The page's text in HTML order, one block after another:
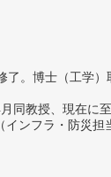
。博士（工学）
同教授、現在に至
ンフラ・防災担